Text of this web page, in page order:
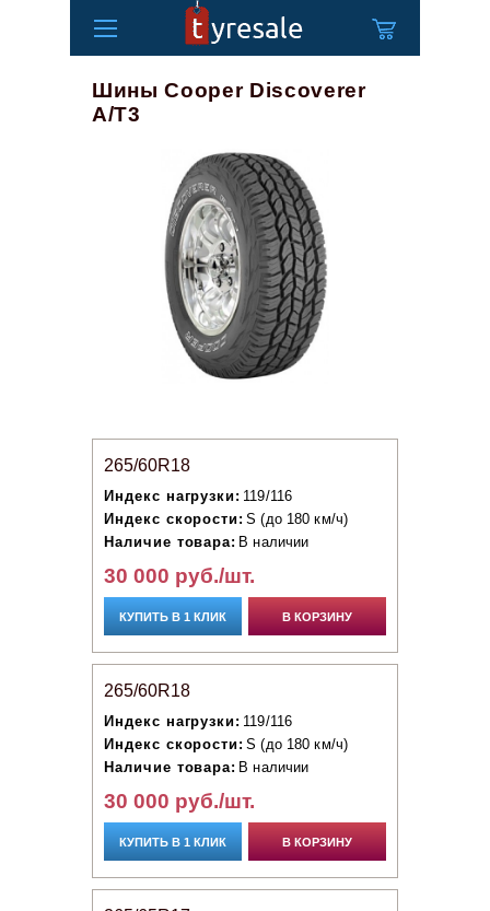
Шины Cooper Discoverer
A/T3
265/60R18
Индекс нагрузки: 119/116
Индекс скорости: S (до 180 км/ч)
Наличие товара: В наличии
30 000 руб./шт.
КУПИТЬ В 1 КЛИК В КОРЗИНУ
265/60R18
Индекс нагрузки: 119/116
Индекс скорости: S (до 180 км/ч)
Наличие товара: В наличии
30 000 руб./шт.
КУПИТЬ В 1 КЛИК В КОРЗИНУ